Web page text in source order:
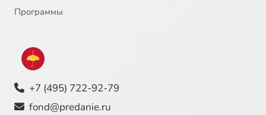
Программы
+7 (495) 722-92-79
fond@predanie.ru